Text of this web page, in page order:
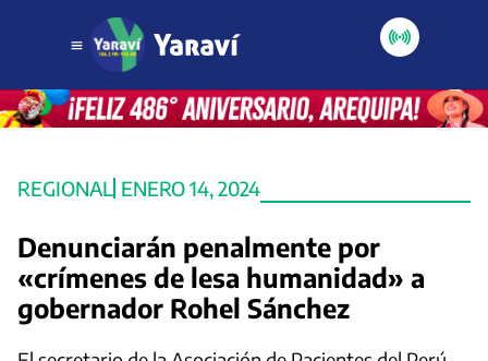
REGIONAL ENERO 14, 2024
Denunciarán penalmente por
«crímenes de lesa humanidad» a
gobernador Rohel Sánchez